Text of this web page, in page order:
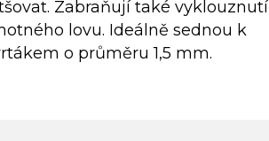
Zabraňují také vyklouznutí
lovu. Ideálně sednou k
o průměru 1,5 mm.